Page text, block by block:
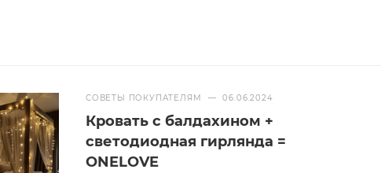
СОВЕТЫ ПОКУПАТЕЛЯМ — 06.06.2024
Кровать с балдахином +
светодиодная гирлянда =
ONELOVE